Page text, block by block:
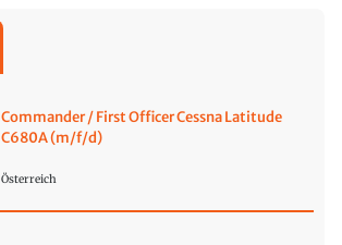
Commander / First Officer Cessna Latitude
C680A (m/f/d)
Österreich